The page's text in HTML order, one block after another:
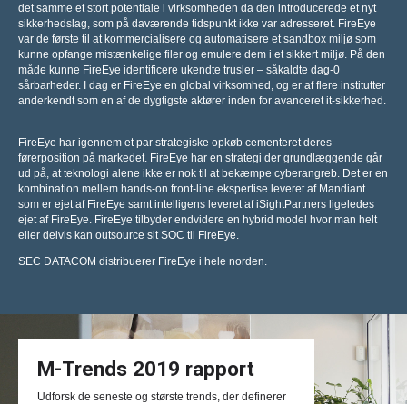
det samme et stort potentiale i virksomheden da den introducerede et nyt
sikkerhedslag, som på daværende tidspunkt ikke var adresseret. FireEye
var de første til at kommercialisere og automatisere et sandbox miljø som
kunne opfange mistænkelige filer og emulere dem i et sikkert miljø. På den
måde kunne FireEye identificere ukendte trusler – såkaldte dag-0
sårbarheder. I dag er FireEye en global virksomhed, og er af flere institutter
anderkendt som en af de dygtigste aktører inden for avanceret it-sikkerhed.
FireEye har igennem et par strategiske opkøb cementeret deres
førerposition på markedet. FireEye har en strategi der grundlæggende går
ud på, at teknologi alene ikke er nok til at bekæmpe cyberangreb. Det er en
kombination mellem hands-on front-line ekspertise leveret af Mandiant
som er ejet af FireEye samt intelligens leveret af iSightPartners ligeledes
ejet af FireEye. FireEye tilbyder endvidere en hybrid model hvor man helt
eller delvis kan outsource sit SOC til FireEye.
SEC DATACOM distribuerer FireEye i hele norden.
M-Trends 2019 rapport
Udforsk de seneste og største trends, der definerer